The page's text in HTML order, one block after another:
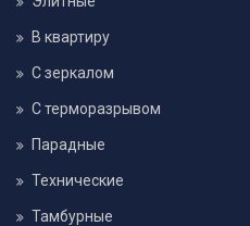
В квартиру
С зеркалом
С терморазрывом
Парадные
Технические
Тамбурные